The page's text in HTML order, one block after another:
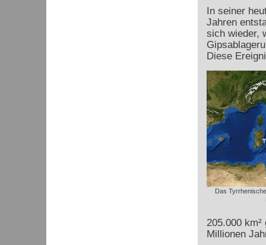
In seiner
Jahren
sich wieder,
Diese
Das
205.000
Millionen